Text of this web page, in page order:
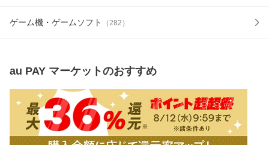
ゲーム機・ゲームソフト （282 ）
au PAY マーケットのおすすめ